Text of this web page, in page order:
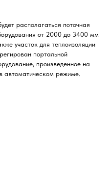
располагаться поточная
от 2000 до 3400 мм
участок для теплоизоляции
портальной
произведенное на
автоматическом режиме.